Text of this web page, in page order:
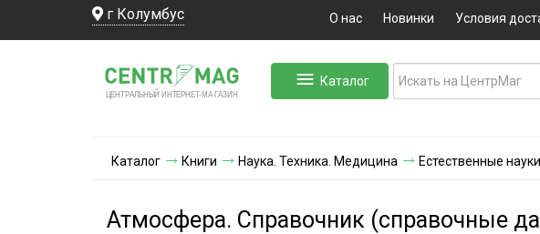
г Колумбус О нас Новинки Условия
ЦЕНТРАЛЬНЫЙ ИНТЕРНЕТ-МА ГАЗИН
Каталог
Каталог Книги Наука. Техника. Медицина Естественные науки
Атмосфера. Справочник (справочные